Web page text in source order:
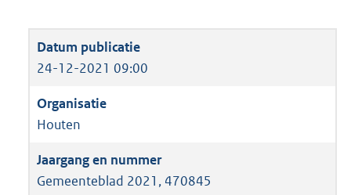
24-12-2021 09:00
Houten
Gemeenteblad 2021, 470845